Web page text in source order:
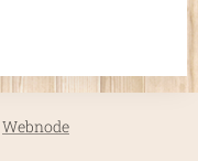
Webnode